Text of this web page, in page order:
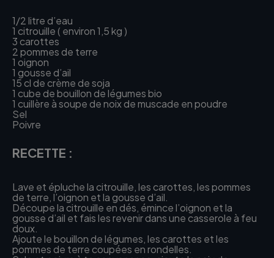
1/2 litre d’eau
1 citrouille ( environ 1,5 kg )
3 carottes
2 pommes de terre
1 oignon
1 gousse d’ail
15 cl de crème de soja
1 cube de bouillon de légumes bio
1 cuillère à soupe de noix de muscade en poudre
Sel
Poivre
RECETTE :
Lave et épluche la citrouille, les carottes, les pommes
de terre, l’oignon et la gousse d’ail.
Découpe la citrouille en dés, émince l’oignon et la
gousse d’ail et fais les revenir dans une casserole à feu
doux.
Ajoute le bouillon de légumes, les carottes et les
pommes de terre coupées en rondelles.